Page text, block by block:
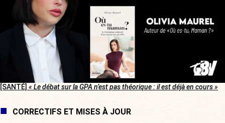
[SANTÉ] « Le débat sur la GPA n’est pas théorique : il est déjà en cours »
CORRECTIFS ET MISES À JOUR